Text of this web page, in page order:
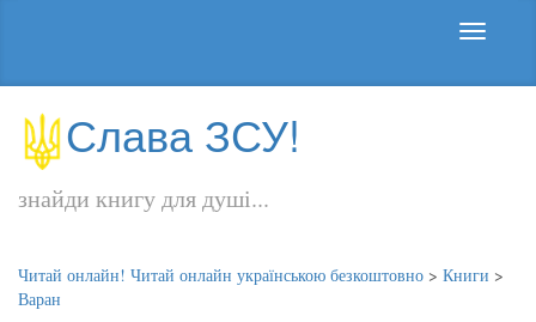
Слава ЗСУ!
знайди книгу для душі...
Читай онлайн! Читай онлайн українською безкоштовно > Книги >
Варан